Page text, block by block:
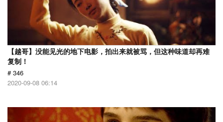
【越哥】没能见光的地下电影，拍出来就被骂，但这种味道却再难
复制！
# 346
2020-09-08 06:14